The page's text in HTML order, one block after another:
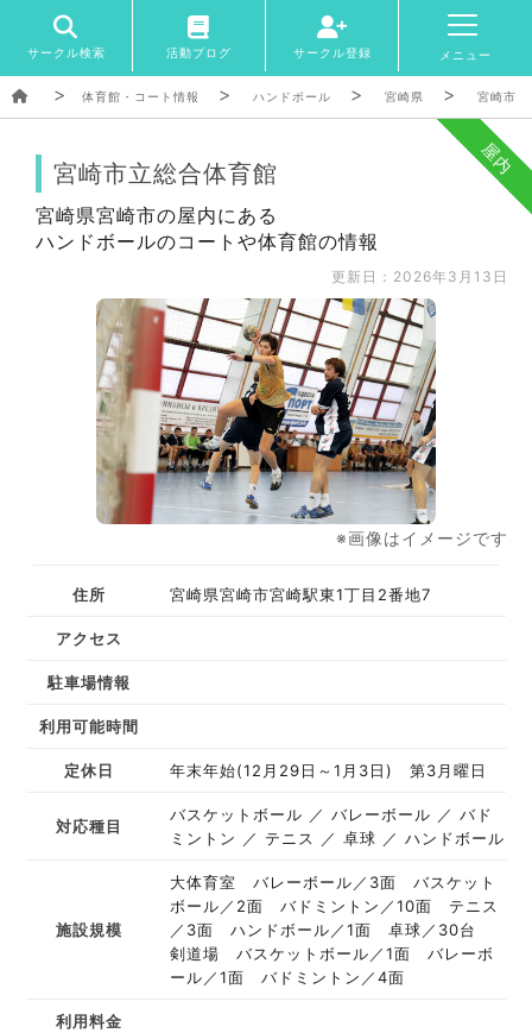
サークル検索 活動ブログ サークル登録 メニュー
体育館・コート情報 ハンドボール 宮崎県 宮崎市
屋内
宮崎市立総合体育館
宮崎県宮崎市の屋内にある
ハンドボールのコートや体育館の情報
更新日：2026年3月13日
※画像はイメージです
住所 宮崎県宮崎市宮崎駅東1丁目2番地7
アクセス
駐車場情報
利用可能時間
定休日 年末年始(12月29日～1月3日) 第3月曜日
対応種目
バスケットボール バレーボール
バド
ミントン
テニス 卓球 ハンドボール
施設規模
大体育室 バレーボール／3面 バスケット
ボール／2面 バドミントン／10面 テニス
／3面 ハンドボール／1面 卓球／30台
剣道場 バスケットボール／1面 バレーボ
ール／1面 バドミントン／4面
利用料金